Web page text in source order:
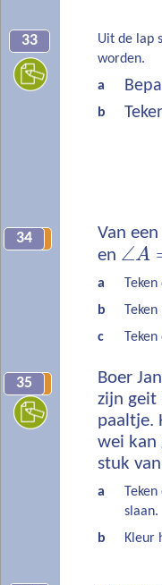
33
Uit de lap
worden.
a
b
34
10 Van
en ∠A
a
b
c
35
11
Boer
zijn geit
paaltje.
wei kan
stuk
a
slaan.
b
Kleur